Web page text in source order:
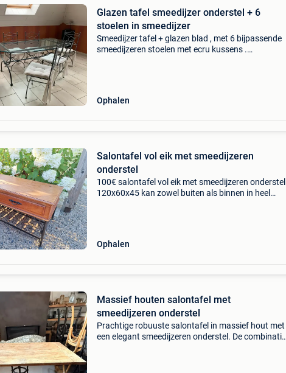
Glazen tafel smeedijzer onderstel + 6
stoelen in smeedijzer
Smeedijzer tafel + glazen blad , met 6 bijpassende
smeedijzeren stoelen met ecru kussens .
Ophalen
Salontafel vol eik met smeedijzeren
onderstel
100€ salontafel vol eik met smeedijzeren onderstel
120x60x45 kan zowel buiten als binnen in heel
Ophalen
Massief houten salontafel met
smeedijzeren onderstel
Prachtige robuuste salontafel in massief hout met
een elegant smeedijzeren onderstel. De combinatie